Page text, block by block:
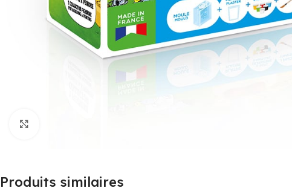
Produits similaires